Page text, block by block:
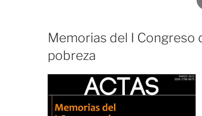
Memorias del I Congreso
pobreza